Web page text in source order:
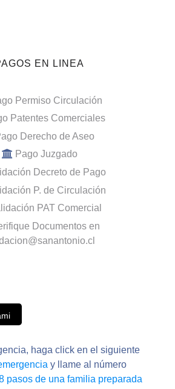
EN LINEA
Permiso Circulación
Patentes Comerciales
Derecho de Aseo
Pago Juzgado
Decreto de Pago
P. de Circulación
PAT Comercial
Documentos en
haga click en el siguiente
y llame al número
pasos de una familia preparada